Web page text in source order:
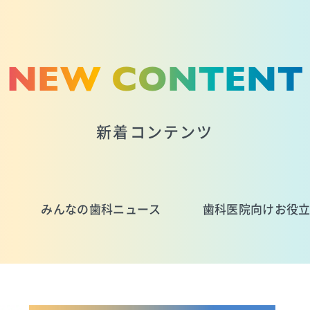
NEW CONTENT
新着コンテンツ
みんなの歯科ニュース 歯科医院向けお役